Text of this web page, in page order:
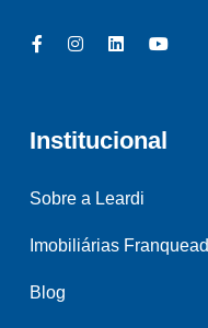
Institucional
Sobre a Leardi
Imobiliárias
Blog